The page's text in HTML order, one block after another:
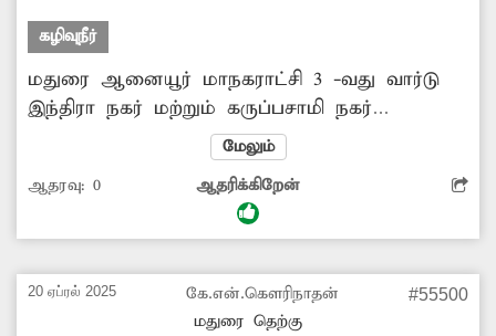
கழிவுநீர்
மதுரை ஆனையூர் மாநகராட்சி 3 -வது வார்டு
இந்திரா நகர் மற்றும் கருப்பசாமி நகர்
பகுதிகளில் சாக்கடை மற்றும் கால்வாய்களை
பல மாதங்களாக தூர்வாராமல் உள்ளனர்.
இதனால் அந்த பகுதி பொதுமக்கள் மிகுந்த
சிரமத்திற்கு ஆளாகின்றனர். மழைக்காலங்களில்
கிடக்கிறது. இதனால் தொற்று நோய் பரவும்
அபாய நிலை உள்ளது. மேலும் கால்வாய்களில்
மேலும்
ஆதரவு: 0 ஆதரிக்கிறேன்
20 ஏப்ரல் 2025
கே.என்.கௌரிநாதன்
மதுரை தெற்கு
#55500